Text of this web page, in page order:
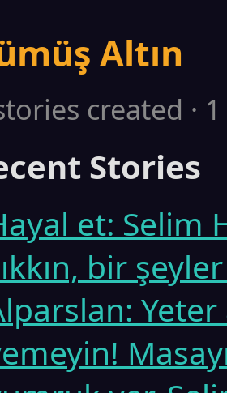
Altın
created ·
Stories
et: Selim
bir
Yeter